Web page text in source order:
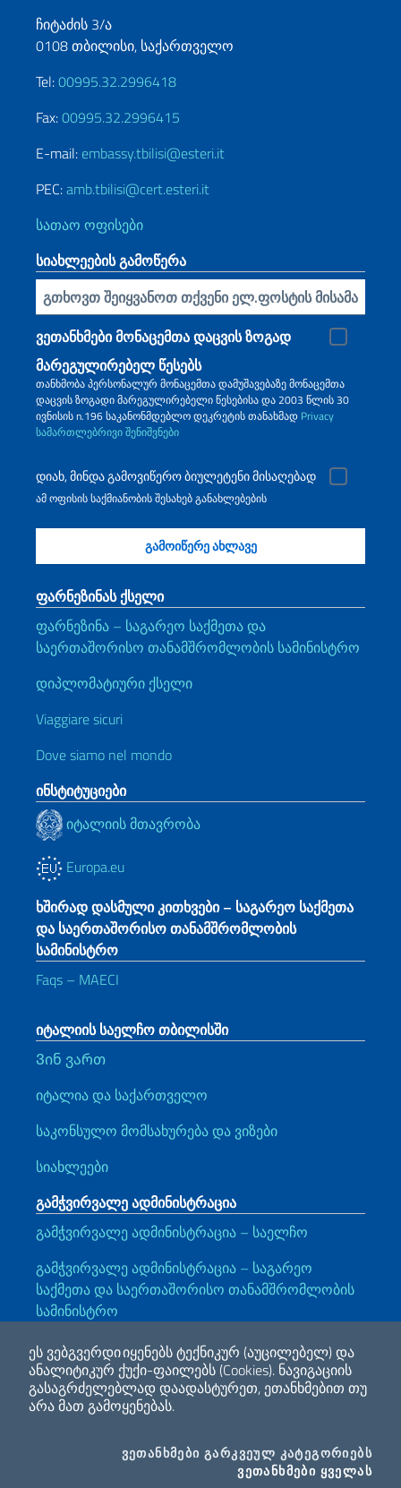
ეს ვებგვერდი იყენებს ტექნიკურ (აუცილებელ) და
ანალიტიკურ ქუქი-ფაილებს (Cookies). ნავიგაციის
გასაგრძელებლად დაადასტურეთ, ეთანხმებით თუ
არა მათ გამოყენებას.
ᲕᲔᲗᲐᲜᲮᲛᲔᲑᲘ ᲒᲐᲠᲙᲕᲔᲣᲚ ᲙᲐᲢᲔᲒᲝᲠᲘᲔᲑᲡ
ᲕᲔᲗᲐᲜᲮᲛᲔᲑᲘ ᲧᲕᲔᲚᲐᲡI
ჩიტაძის 3/ა
0108 თბილისი, საქართველო
Tel:00995.32.2996418
Fax:00995.32.2996415
E-mail: embassy.tbilisi@esteri.it
PEC:amb.tbilisi@cert.esteri.it
სათაო ოფისები
სიახლეების გამოწერა
ჩადეთ თქვენი ელ.წერილი
ვეთანხმები მონაცემთა დაცვის ზოგად
მარეგულირებელ წესებს
თანხმობა პერსონალურ მონაცემთა დამუშავებაზე მონაცემთა
დაცვის ზოგადი მარეგულირებელი წესებისა და 2003 წლის 30
ივნისის n.196 საკანონმდებლო დეკრეტის თანახმად Privacy
სამართლებრივი შენიშვნები
დიახ, მინდა გამოვიწერო ბიულეტენი მისაღებად
ამ ოფისის საქმიანობის შესახებ განახლებების
ფარნეზინას ქსელი
ფარნეზინა – საგარეო საქმეთა და
საერთაშორისო თანამშრომლობის სამინისტრო
დიპლომატიური ქსელი
Viaggiare sicuri
Dove siamo nel mondo
ინსტიტუციები
იტალიის მთავრობა
Europa.eu
ხშირად დასმული კითხვები – საგარეო საქმეთა
და საერთაშორისო თანამშრომლობის
სამინისტრო
Faqs – MAECI
იტალიის საელჩო თბილისში
Ვინ ვართ
იტალია და საქართველო
საკონსულო მომსახურება და ვიზები
სიახლეები
გამჭვირვალე ადმინისტრაცია
გამჭვირვალე ადმინისტრაცია – საელჩო
გამჭვირვალე ადმინისტრაცია – საგარეო
საქმეთა და საერთაშორისო თანამშრომლობის
სამინისტრო
Გამოსადეგი ბმულები
Note legaliPrivacy e cookie policyDichiarazione di accessibilità
2026 საავტორო უფლება საგარეო საქმეთა და საერთაშორისო